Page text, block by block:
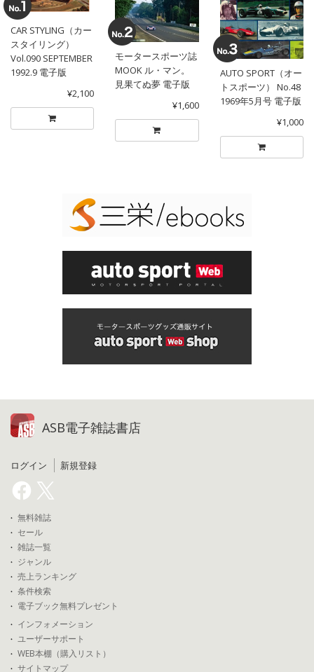
CAR STYLING（カー
スタイリング）
Vol.090 SEPTEMBER
1992.9 電子版
¥2,100
モータースポーツ誌
MOOK ル・マン。
見果てぬ夢 電子版
¥1,600
AUTO SPORT（オー
トスポーツ） No.48
1969年5月号 電子版
¥1,000
ASB電子雑誌書店
ログイン 新規登録
無料雑誌
セール
雑誌一覧
ジャンル
売上ランキング
条件検索
電子ブック無料プレゼント
インフォメーション
ユーザーサポート
WEB本棚（購入リスト）
サイトマップ